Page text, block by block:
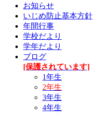
お知らせ
いじめ防止基本方針
年間行事
学校だより
学年だより
ブログ
[保護されています]
1年生
2年生
3年生
4年生